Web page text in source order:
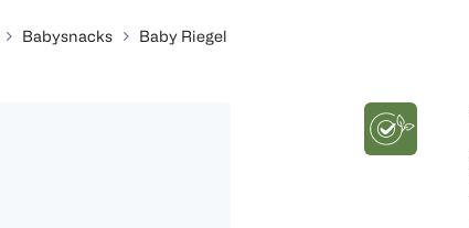
Babysnacks Baby Riegel